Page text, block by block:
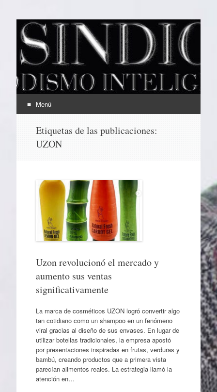
EL SINDICAL
Periodismo Inteligente
Menú
contenido
Etiquetas de las publicaciones:
UZON
Uzon revolucionó el mercado y
aumento sus ventas
significativamente
La marca de cosméticos UZON logró convertir algo
tan cotidiano como un shampoo en un fenómeno
viral gracias al diseño de sus envases. En lugar de
utilizar botellas tradicionales, la empresa apostó
por presentaciones inspiradas en frutas, verduras y
bambú, creando productos que a primera vista
parecían alimentos reales. La estrategia llamó la
atención en…